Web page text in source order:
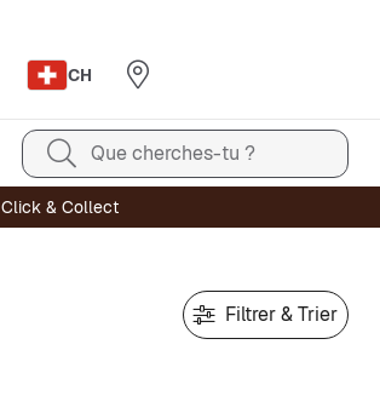
CH
Que cherches-tu ?
Click & Collect
Filtrer & Trier